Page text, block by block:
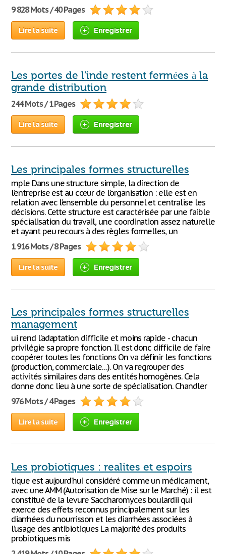
9 828 Mots / 40 Pages
Lire la suite Enregistrer
Les portes de l'inde restent fermées à la
grande distribution
244 Mots / 1 Pages
Lire la suite Enregistrer
Les principales formes structurelles
mple Dans une structure simple, la direction de
l’entreprise est au cœur de l’organisation : elle est en
relation avec l’ensemble du personnel et centralise les
décisions. Cette structure est caractérisée par une faible
spécialisation du travail, une coordination assez naturelle
et ayant peu recours à des règles formelles, un
1 916 Mots / 8 Pages
Lire la suite Enregistrer
Les principales formes structurelles
management
ui rend l’adaptation difficile et moins rapide - chacun
privilégie sa propre fonction. Il est donc difficile de faire
coopérer toutes les fonctions On va définir les fonctions
(production, commerciale…). On va regrouper des
activités similaires dans des entités homogènes. Cela
donne donc lieu à une sorte de spécialisation. Chandler
976 Mots / 4 Pages
Lire la suite Enregistrer
Les probiotiques : realites et espoirs
tique est aujourd’hui considéré comme un médicament,
avec une AMM (Autorisation de Mise sur le Marché) : il est
constitué de la levure Saccharomyces boulardii qui
exerce des effets reconnus principalement sur les
diarrhées du nourrisson et les diarrhées associées à
l’usage des antibiotiques La majorité des produits
probiotiques mis